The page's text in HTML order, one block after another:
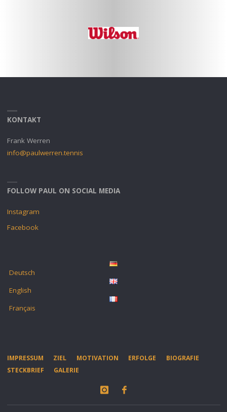
KONTAKT
Frank Werren
info@paulwerren.tennis
FOLLOW PAUL ON SOCIAL MEDIA
Instagram
Facebook
Deutsch
English
Français
IMPRESSUM ZIEL MOTIVATION ERFOLGE
BIOGRAFIE
STECKBRIEF
GALERIE